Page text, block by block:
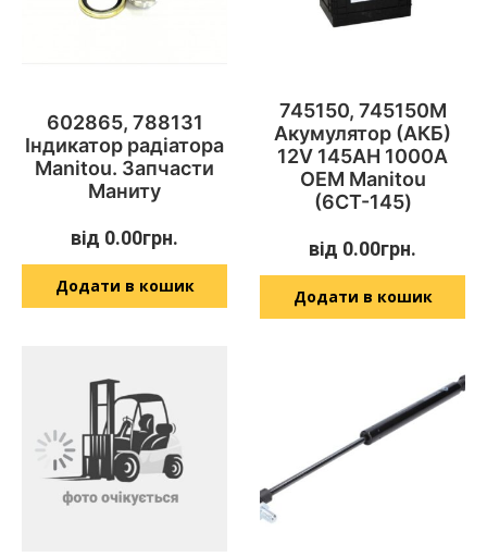
602865, 788131
Індикатор радіатора
Manitou. Запчасти
Маниту
від 0.00грн.
Додати в кошик
745150, 745150M
Акумулятор (АКБ)
12V 145AH 1000A
OEM Manitou
(6СТ-145)
від 0.00грн.
Додати в кошик